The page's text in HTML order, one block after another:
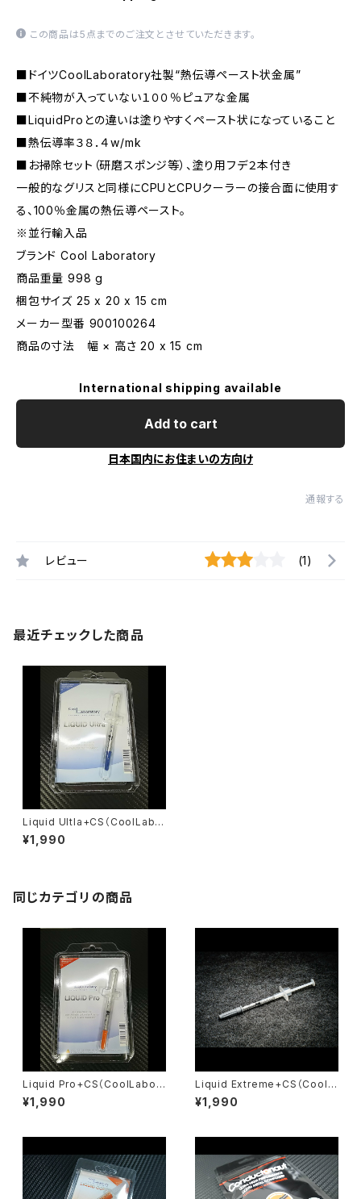
この商品は5点までのご注文とさせていただきます。
■ドイツCoolLaboratory社製“熱伝導ペースト状金属”
■不純物が入っていない１００％ピュアな金属
■LiquidProとの違いは塗りやすくペースト状になっていること
■熱伝導率３８．４w/mk
■お掃除セット（研磨スポンジ等）、塗り用フデ２本付き
一般的なグリスと同様にCPUとCPUクーラーの接合面に使用す
る、100％金属の熱伝導ペースト。
※並行輸入品
ブランド Cool Laboratory
商品重量 998 g
梱包サイズ 25 x 20 x 15 cm
メーカー型番 900100264
商品の寸法 幅 × 高さ 20 x 15 cm
International shipping available
Add to cart
日本国内にお住まいの方向け
通報する
レビュー (1)
最近チェックした商品
Liquid Ultla+CS（CoolLabor
atory）
¥1,990
同じカテゴリの商品
Liquid Pro+CS（CoolLabor
atory）
¥1,990
Liquid Extreme+CS（Coolla
boratory ）
¥1,990